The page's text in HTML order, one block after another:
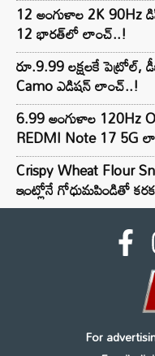
12 అంగుళాల 2K 90Hz
12 భారత్‌లో లాంచ్..!
రూ.9.99 లక్షలకే పెట్రోల్,
Camo ఎడిషన్ లాంచ్..!
6.99 అంగుళాల 120Hz
REDMI Note 17 5G
Crispy Wheat Flour
ఇంట్లోనే గోధుమపిండితో
For